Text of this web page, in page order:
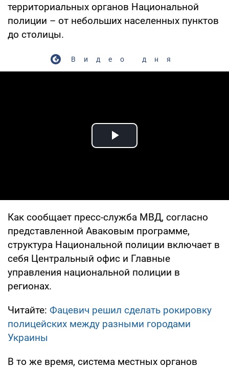
территориальных органов Национальной
полиции – от небольших населенных пунктов
до столицы.
Видео дня
Play Video
Как сообщает пресс-служба МВД, согласно
представленной Аваковым программе,
структура Национальной полиции включает в
себя Центральный офис и Главные
управления национальной полиции в
регионах.
Читайте: Фацевич решил сделать рокировку
полицейских между разными городами
Украины
В то же время, система местных органов